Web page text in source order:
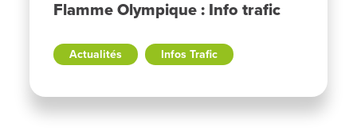
Flamme Olympique : Info trafic
Actualités Infos Trafic